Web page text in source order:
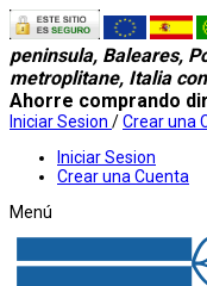
peninsula, Baleares,
metroplitane, Italia
Ahorre comprando
Iniciar Sesion /Crear una
Iniciar Sesion
Crear una Cuenta
Menú